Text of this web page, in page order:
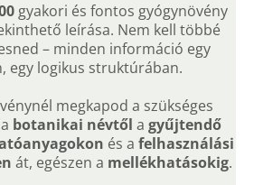
gyakori és fontos gyógynövény
leírása. Nem kell többé
– minden információ egy
egy logikus struktúrában.
megkapod a szükséges
botanikai névtől a gyűjtendő
és a felhasználási
át, egészen a mellékhatásokig.